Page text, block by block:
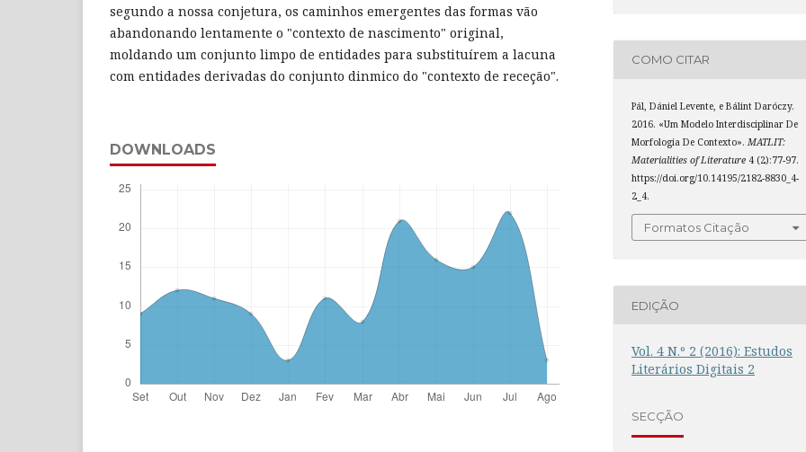
segundo a nossa conjetura, os caminhos emergentes das formas vão
abandonando lentamente o "contexto de nascimento" original,
moldando um conjunto limpo de entidades para substituírem a lacuna
com entidades derivadas do conjunto dinmico do "contexto de receção".
DOWNLOADS
COMO CITAR
Pál, Dániel Levente, e Bálint Daróczy.
2016. «Um Modelo Interdisciplinar De
Morfologia De Contexto». MATLIT:
Materialities of Literature 4 (2):77-97.
https://doi.org/10.14195/2182-8830_4-
2_4.
Formatos Citação
EDIÇÃO
Vol. 4 N.º 2 (2016): Estudos
Literários Digitais 2
SECÇÃO